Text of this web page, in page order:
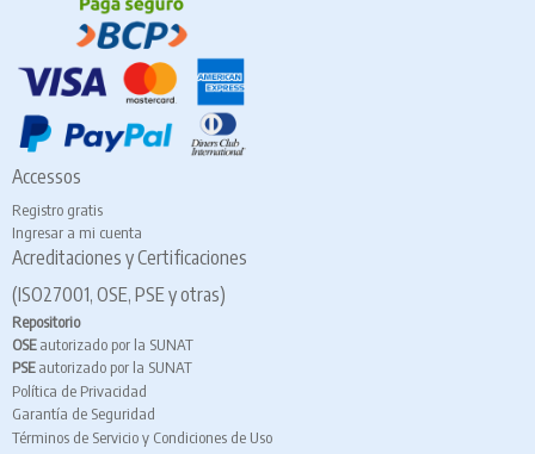
Accessos
Registro gratis
Ingresar a mi cuenta
Acreditaciones y Certificaciones
(ISO27001, OSE, PSE y otras)
Repositorio
OSEautorizado por la SUNAT
PSEautorizado por la SUNAT
Política de Privacidad
Garantía de Seguridad
Términos de Servicio y Condiciones de Uso